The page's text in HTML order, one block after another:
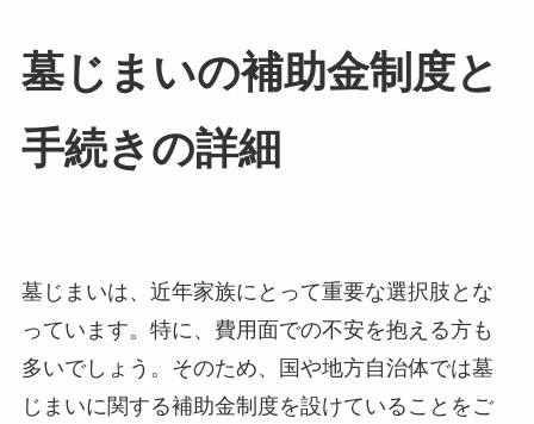
墓じまいの補助金制度と
手続きの詳細
墓じまいは、近年家族にとって重要な選択肢とな
っています。特に、費用面での不安を抱える方も
多いでしょう。そのため、国や地方自治体では墓
じまいに関する補助金制度を設けていることをご